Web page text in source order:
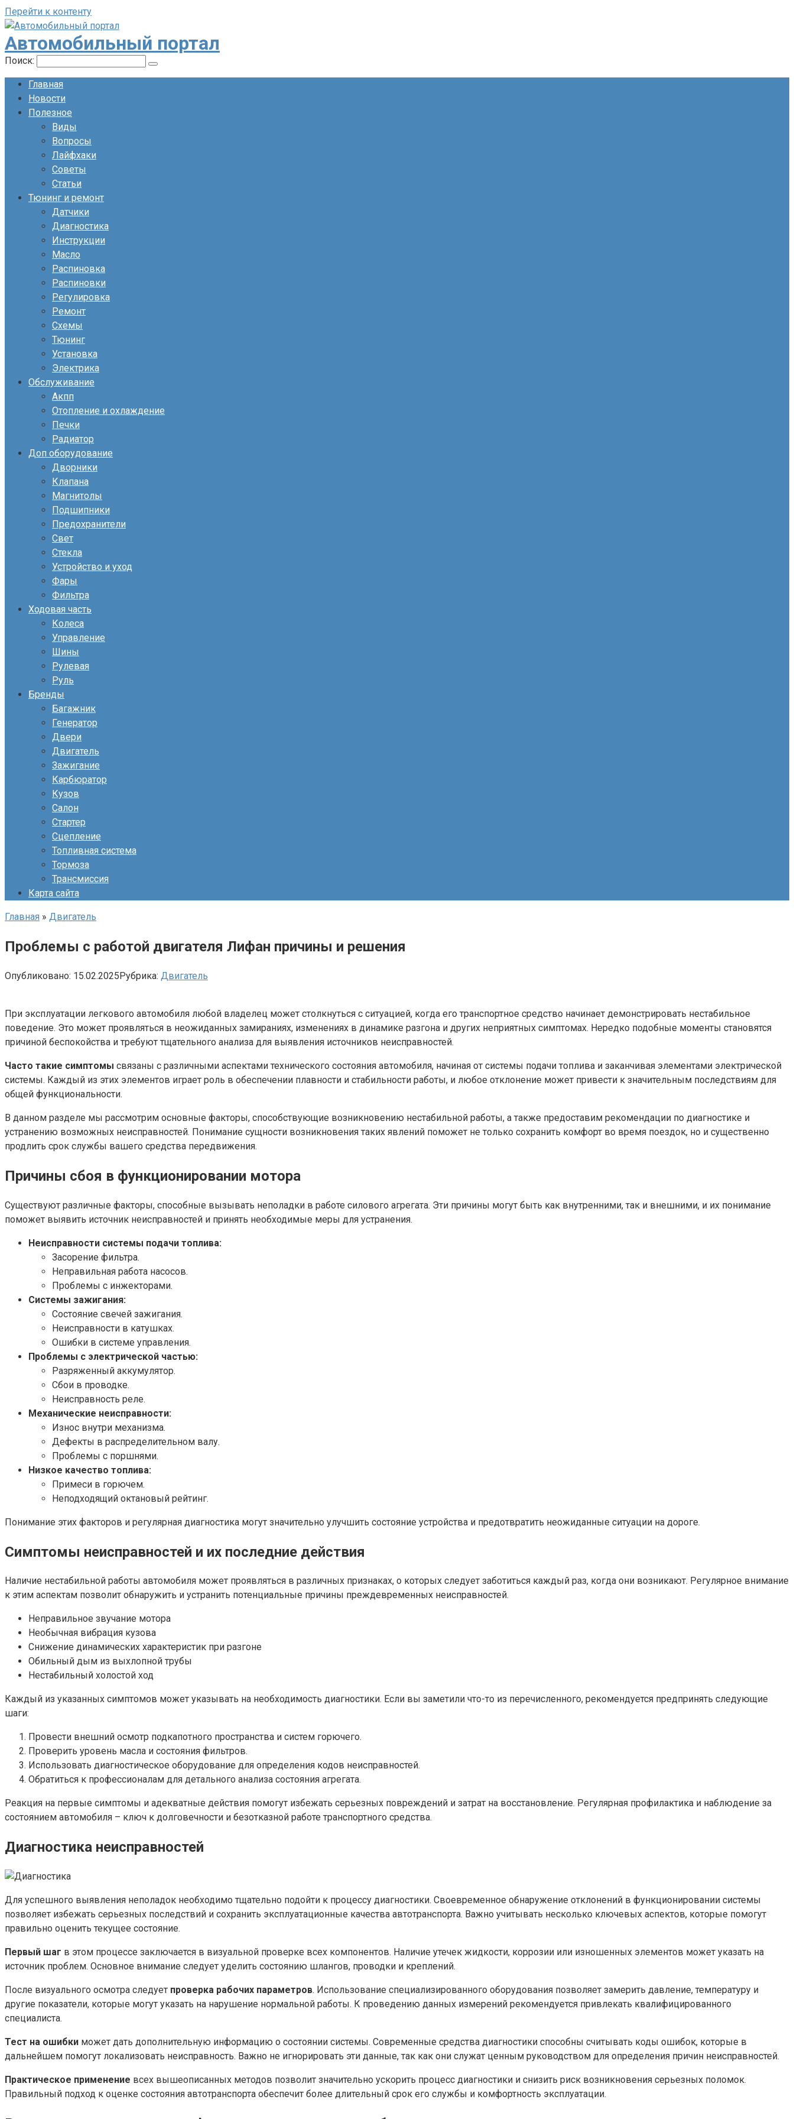
Перейти к контенту
Автомобильный портал
Поиск:
Главная
Новости
Полезное
Виды
Вопросы
Лайфхаки
Советы
Статьи
Тюнинг и ремонт
Датчики
Диагностика
Инструкции
Масло
Распиновка
Распиновки
Регулировка
Ремонт
Схемы
Тюнинг
Установка
Электрика
Обслуживание
Акпп
Отопление и охлаждение
Печки
Радиатор
Доп оборудование
Дворники
Клапана
Магнитолы
Подшипники
Предохранители
Свет
Стекла
Устройство и уход
Фары
Фильтра
Ходовая часть
Колеса
Управление
Шины
Рулевая
Руль
Бренды
Багажник
Генератор
Двери
Двигатель
Зажигание
Карбюратор
Кузов
Салон
Стартер
Сцепление
Топливная система
Тормоза
Трансмиссия
Карта сайта
Главная » Двигатель
Проблемы с работой двигателя Лифан причины и решения
Опубликовано: 15.02.2025Рубрика: Двигатель
При эксплуатации легкового автомобиля любой владелец может столкнуться с ситуацией, когда его транспортное средство начинает демонстрировать нестабильное
поведение. Это может проявляться в неожиданных замираниях, изменениях в динамике разгона и других неприятных симптомах. Нередко подобные моменты становятся
причиной беспокойства и требуют тщательного анализа для выявления источников неисправностей.
Часто такие симптомы связаны с различными аспектами технического состояния автомобиля, начиная от системы подачи топлива и заканчивая элементами электрической
системы. Каждый из этих элементов играет роль в обеспечении плавности и стабильности работы, и любое отклонение может привести к значительным последствиям для
общей функциональности.
В данном разделе мы рассмотрим основные факторы, способствующие возникновению нестабильной работы, а также предоставим рекомендации по диагностике и
устранению возможных неисправностей. Понимание сущности возникновения таких явлений поможет не только сохранить комфорт во время поездок, но и существенно
продлить срок службы вашего средства передвижения.
Причины сбоя в функционировании мотора
Существуют различные факторы, способные вызывать неполадки в работе силового агрегата. Эти причины могут быть как внутренними, так и внешними, и их понимание
поможет выявить источник неисправностей и принять необходимые меры для устранения.
Неисправности системы подачи топлива:
Засорение фильтра.
Неправильная работа насосов.
Проблемы с инжекторами.
Системы зажигания:
Состояние свечей зажигания.
Неисправности в катушках.
Ошибки в системе управления.
Проблемы с электрической частью:
Разряженный аккумулятор.
Сбои в проводке.
Неисправность реле.
Механические неисправности:
Износ внутри механизма.
Дефекты в распределительном валу.
Проблемы с поршнями.
Низкое качество топлива:
Примеси в горючем.
Неподходящий октановый рейтинг.
Понимание этих факторов и регулярная диагностика могут значительно улучшить состояние устройства и предотвратить неожиданные ситуации на дороге.
Симптомы неисправностей и их последние действия
Наличие нестабильной работы автомобиля может проявляться в различных признаках, о которых следует заботиться каждый раз, когда они возникают. Регулярное внимание
к этим аспектам позволит обнаружить и устранить потенциальные причины преждевременных неисправностей.
Неправильное звучание мотора
Необычная вибрация кузова
Снижение динамических характеристик при разгоне
Обильный дым из выхлопной трубы
Нестабильный холостой ход
Каждый из указанных симптомов может указывать на необходимость диагностики. Если вы заметили что-то из перечисленного, рекомендуется предпринять следующие
шаги:
Провести внешний осмотр подкапотного пространства и систем горючего.
Проверить уровень масла и состояния фильтров.
Использовать диагностическое оборудование для определения кодов неисправностей.
Обратиться к профессионалам для детального анализа состояния агрегата.
Реакция на первые симптомы и адекватные действия помогут избежать серьезных повреждений и затрат на восстановление. Регулярная профилактика и наблюдение за
состоянием автомобиля – ключ к долговечности и безотказной работе транспортного средства.
Диагностика неисправностей
Для успешного выявления неполадок необходимо тщательно подойти к процессу диагностики. Своевременное обнаружение отклонений в функционировании системы
позволяет избежать серьезных последствий и сохранить эксплуатационные качества автотранспорта. Важно учитывать несколько ключевых аспектов, которые помогут
правильно оценить текущее состояние.
Первый шаг в этом процессе заключается в визуальной проверке всех компонентов. Наличие утечек жидкости, коррозии или изношенных элементов может указать на
источник проблем. Основное внимание следует уделить состоянию шлангов, проводки и креплений.
После визуального осмотра следует проверка рабочих параметров. Использование специализированного оборудования позволяет замерить давление, температуру и
другие показатели, которые могут указать на нарушение нормальной работы. К проведению данных измерений рекомендуется привлекать квалифицированного
специалиста.
Тест на ошибки может дать дополнительную информацию о состоянии системы. Современные средства диагностики способны считывать коды ошибок, которые в
дальнейшем помогут локализовать неисправность. Важно не игнорировать эти данные, так как они служат ценным руководством для определения причин неисправностей.
Практическое применение всех вышеописанных методов позволит значительно ускорить процесс диагностики и снизить риск возникновения серьезных поломок.
Правильный подход к оценке состояния автотранспорта обеспечит более длительный срок его службы и комфортность эксплуатации.